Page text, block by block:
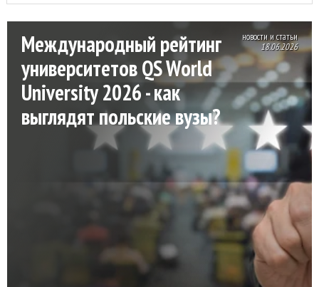
новости и статьи
18.06.2026
Международный рейтинг
университетов QS World
University 2026 - как
выглядят польские вузы?